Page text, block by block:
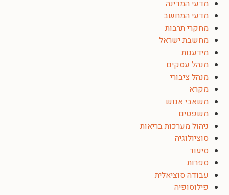
מדעי המדינה
מדעי המחשב
מחקרי תרבות
מחשבת ישראל
מידענות
מנהל עסקים
מנהל ציבורי
מקרא
משאבי אנוש
משפטים
ניהול מערכות בריאות
סוציולוגיה
סיעוד
ספרות
עבודה סוציאלית
פילוסופיה